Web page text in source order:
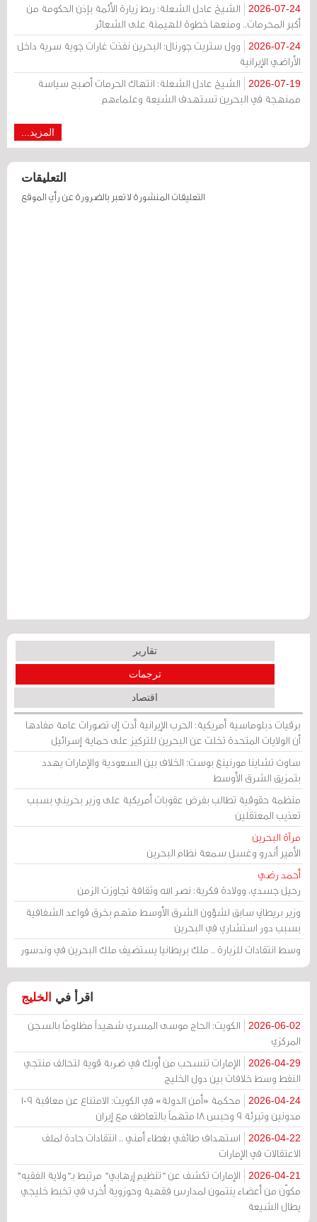
2026-07-24
الشيخ عادل الشعلة: ربط زيارة الأئمة بإذن الحكومة من
أكبر المحرمات.. ومنعها خطوة للهيمنة على الشعائر
2026-07-24
وول ستريت جورنال: البحرين نفذت غارات جوية سرية داخل
الأراضي الإيرانية
2026-07-19
الشيخ عادل الشعلة: انتهاك الحرمات أصبح سياسة
ممنهجة في البحرين تستهدف الشيعة وعلماءهم
المزيد...
التعليقات
التعليقات المنشورة لا تعبر بالضرورة عن رأي الموقع
تقارير
ترجمات
اقتصاد
برقيات دبلوماسية أمريكية: الحرب الإيرانية أدت إلى تصورات عامة مفادها
أن الولايات المتحدة تخلت عن البحرين للتركيز على حماية إسرائيل
ساوث تشاينا مورنينغ بوست: الخلاف بين السعودية والإمارات يهدد
بتمزيق الشرق الأوسط
منظمة حقوقية تطالب بفرض عقوبات أمريكية على وزير بحريني بسبب
تعذيب المعتقلين
مرآة البحرين
الأمير أندرو وغسل سمعة نظام البحرين
أحمد رضي
رحيل جسدي، وولادة فكرية: نصر الله وثقافة تجاوزت الزمن
وزير بريطاني سابق لشؤون الشرق الأوسط متهم بخرق قواعد الشفافية
بسبب دور استشاري في البحرين
وسط انتقادات للزيارة .. ملك بريطانيا يستضيف ملك البحرين في وندسور
اقرأ في الخليج
2026-06-02
الكويت: الحاج موسى المسري شهيداً مظلومًا بالسجن
المركزي
2026-04-29
الإمارات تنسحب من أوبك في ضربة قوية لتحالف منتجي
النفط وسط خلافات بين دول الخليج
2026-04-24
محكمة «أمن الدولة» في الكويت: الامتناع عن معاقبة 109
مدونين وتبرئة 9 وحبس 18 متهماً بالتعاطف مع إيران
2026-04-22
استهداف طائفي بغطاء أمني .. انتقادات حادة لملف
الاعتقالات في الإمارات
2026-04-21
الإمارات تكشف عن "تنظيم إرهابي" مرتبط بـ"ولاية الفقيه"
مكوّن من أعضاء ينتمون لمدارس فقهية وحوزوية أخرى في تخبط خليجي
يطال الشيعة